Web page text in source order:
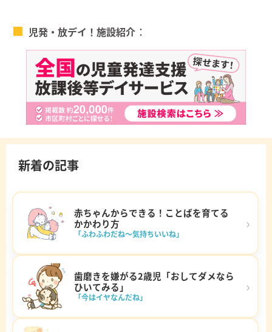
児発・放デイ！施設紹介
新着の記事
赤ちゃんからできる！ことばを育てる
かかわり方
「ふわふわだね～気持ちいいね」
›
歯磨きを嫌がる2歳児「おしてダメなら
ひいてみる」
「今はイヤなんだね」
›